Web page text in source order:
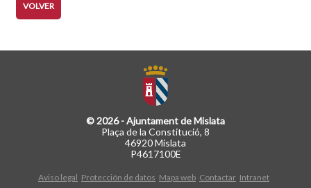
VOLVER
© 2026 - Ajuntament de Mislata
Plaça de la Constitució, 8
46920 Mislata
P4617100E
Aviso legal Protección de datos Mapa web Contactar Intranet